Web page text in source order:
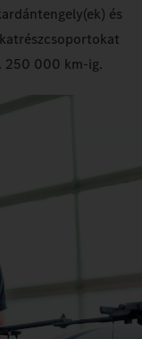
és
250 000 km-ig.